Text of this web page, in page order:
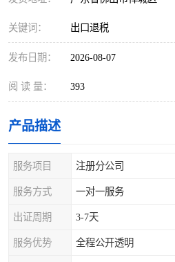
关键词： 出口退税
发布日期： 2026-08-07
阅 读 量： 393
产品描述
服务项目 注册分公司
服务方式 一对一服务
出证周期 3-7天
服务优势 全程公开透明